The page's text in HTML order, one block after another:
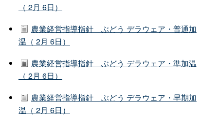
（ 2月 6日）
農業経営指導指針 ぶどう デラウェア・普通加
温（ 2月 6日）
農業経営指導指針 ぶどう デラウェア・準加温
（ 2月 6日）
農業経営指導指針 ぶどう デラウェア・早期加
温（ 2月 6日）